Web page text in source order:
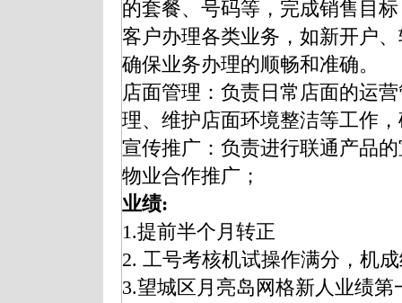
的套餐、号码等，完成销售目
客户办理各类业务，如新开户
确保业务办理的顺畅和准确。
店面管理：负责日常店面的运
理、维护店面环境整洁等工作
宣传推广：负责进行联通产品
物业合作推广；
业绩:
1.提前半个月转正
2. 工号考核机试操作满分，机
3.望城区月亮岛网格新人业绩第